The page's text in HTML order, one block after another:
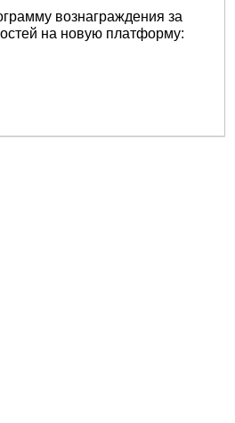
вознаграждения за
на новую платформу: